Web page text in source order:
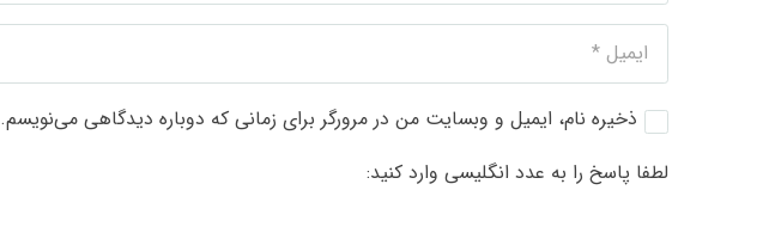
ذخیره نام، ایمیل و وبسایت من در مرورگر برای زمانی که دوباره دیدگاهی می‌نویسم.
لطفا پاسخ را به عدد انگلیسی وارد کنید: